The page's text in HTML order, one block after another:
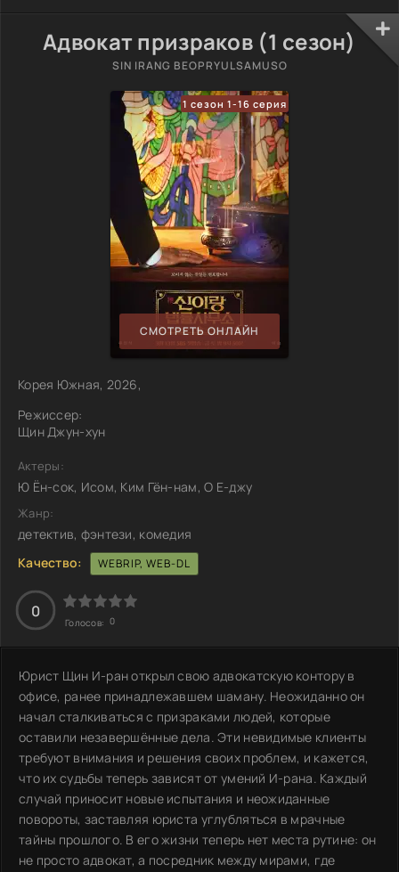
Адвокат призраков (1 сезон)
SIN IRANG BEOPRYULSAMUSO
1 сезон 1-16 серия
СМОТРЕТЬ ОНЛАЙН
Корея Южная, 2026,
Режиссер:
Щин Джун-хун
Актеры:
Ю Ён-сок, Исом, Ким Гён-нам, О Е-джу
Жанр:
детектив, фэнтези, комедия
Качество:
WEBRIP, WEB-DL
0
Голосов: 0
Юрист Щин И-ран открыл свою адвокатскую контору в
офисе, ранее принадлежавшем шаману. Неожиданно он
начал сталкиваться с призраками людей, которые
оставили незавершённые дела. Эти невидимые клиенты
требуют внимания и решения своих проблем, и кажется,
что их судьбы теперь зависят от умений И-рана. Каждый
случай приносит новые испытания и неожиданные
повороты, заставляя юриста углубляться в мрачные
тайны прошлого. В его жизни теперь нет места рутине: он
не просто адвокат, а посредник между мирами, где